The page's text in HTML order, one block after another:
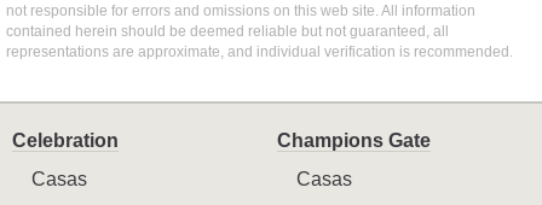
not responsible for errors and omissions on this web site. All information
contained herein should be deemed reliable but not guaranteed, all
representations are approximate, and individual verification is recommended.
Celebration
Casas
Champions Gate
Casas